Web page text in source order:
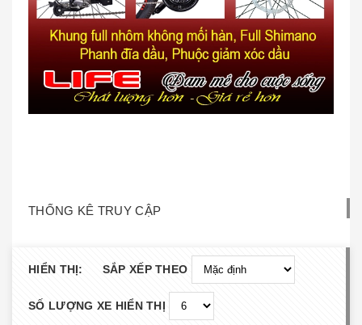
THỐNG KÊ TRUY CẬP
HIỂN THỊ: SẮP XẾP THEO
SỐ LƯỢNG XE HIỂN THỊ